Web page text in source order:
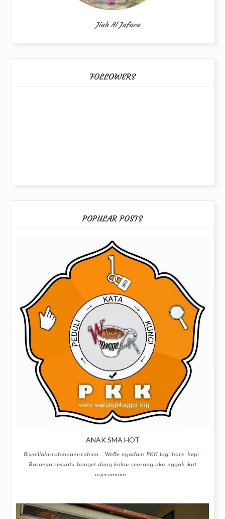
Jiah Al Jafara
FOLLOWERS
POPULAR POSTS
ANAK SMA HOT
Bismillahirrahmaanirrahiim…. WeBe ngadain PKK lagi hore :hepi .
Rasanya sesuatu banget dong kalau seorang aku nggak ikut
ngeramaiin....